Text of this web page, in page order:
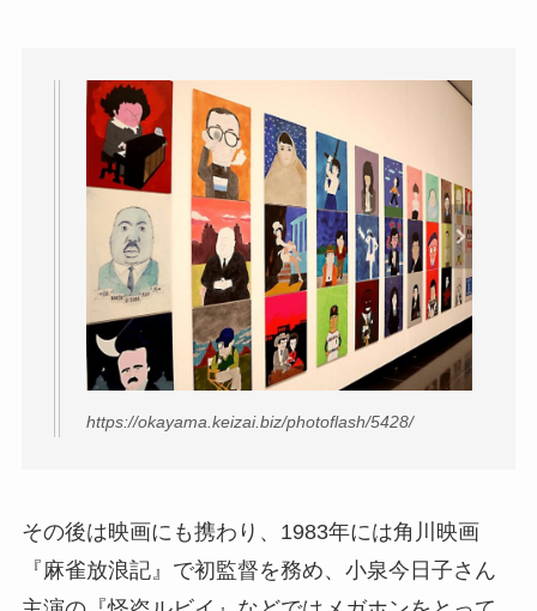
https://okayama.keizai.biz/photoflash/5428/
その後は映画にも携わり、1983年には角川映画
『麻雀放浪記』で初監督を務め、小泉今日子さん